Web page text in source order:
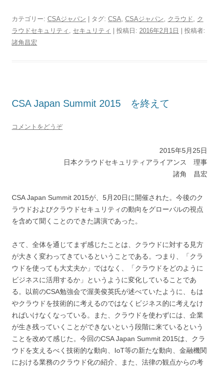
カテゴリー: CSAジャパン | タグ: CSA CSAジャパン クラウド
ク
ラウドセキュリティ
セキュリティ | 投稿日: 2016年2月1日 | 投稿者:
諸角昌宏
CSA Japan Summit 2015 を終えて
コメントをどうぞ
2015年5月25日
日本クラウドセキュリティアライアンス 理事
諸角 昌宏
CSA Japan Summit 2015が、5月20日に開催された。今後のク
ラウドおよびクラウドセキュリティの動向をグローバルの視点
を含めて聞くことのできた講演であった。
さて、全体を通じてまず感じたことは、クラウドに対する見方
が大きく変わってきているということである。つまり、「クラ
ウドを使っても大丈夫か」ではなく、「クラウドをどのように
ビジネスに活用するか」というように変化していることであ
る。以前のCSA勉強会で渥美俊英氏が述べていたように、もは
やクラウドを技術的に考えるのではなくビジネス的に考えなけ
ればいけなくなっている。また、クラウドを使わずには、企業
が生き残っていくことができないという段階に来ているという
ことを改めて感じた。今回のCSA Japan Summit 2015は、クラ
ウドを支えるべく技術的な動向、IoT等の新たな動向、金融機関
における業務のクラウド化の紹介、また、法律の観点からの考